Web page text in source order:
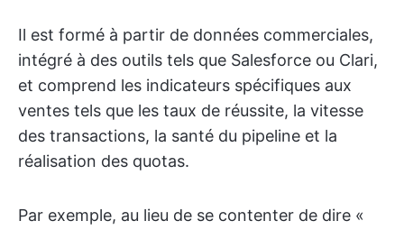
Il est formé à partir de données commerciales,
intégré à des outils tels que Salesforce ou Clari,
et comprend les indicateurs spécifiques aux
ventes tels que les taux de réussite, la vitesse
des transactions, la santé du pipeline et la
réalisation des quotas.
Par exemple, au lieu de se contenter de dire «